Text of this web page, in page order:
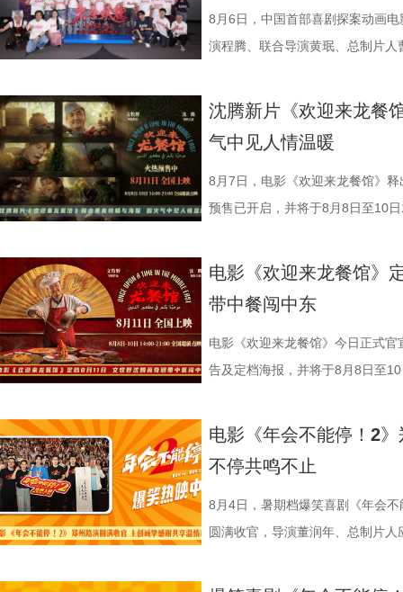
以龙餐馆开业为核心，红灯高挂
闹瞬间。徐福、马俊生（蒋奇明
材，笑意天真烂漫。但表面喜庆
为情感纽带，为画面增添耐人寻
腾 奥马尔·谢里夫.jpg 路演首站在
首站电影《欢迎来龙餐馆》“美味
出、即兴抻面互动点燃气氛，蒋
撼美味，大片质感拉满”。参演演
的王立轩直言“电影里演的都是我
“好好吃饭在战乱中是奢侈，在中
牧野 沈腾 蒋奇明 李治廷.jpg 随
难与守护的深层含义，将其塑造
停留于反战表层，而是深入呈现
“好好吃饭”的朴素信念传递人文
引发观众对爱与和平的持续共鸣
达菲惊喜出演，孙艺洲特别主演
阳奋强友情出演，童漠男、酷酷
尾彩蛋全员舞力全开 魔性洗
场面，为观众献上一场专属打工
闪烁，沉闷的办公室一秒切换热
动全体员工律动起舞，将所有工
solo气场拉满，霸气夺人；李晨
片一大出圈名场面，首映礼、路
少网友称“看完电影后脑子里全是
除嗨舞彩蛋之外，影片凭借
从头笑到尾狠狠解压”“带着爸妈
对职场百态的犀利描摹，荒诞戏
压感直抵心底。影片正在热映，
瘾的解压狂欢！ 专家座谈会
开，影片导演董润年、总制片人
8月6日，中国首部喜剧探案动画
演程腾、联合导演黄珉、总制片
建、蔡海婷、范哲琛等主创悉数
演 雷淞然）与初入长安的狼妖实
开启了一段笑闹互怼的刺激探案
欢乐热血的冒险故事，以及“喜剧
前点映火热进行中，预售现
主创现场上手挑战，将片中巧思
cos狄少、阿萨现身活动，邀请主
也围绕影片展开了真诚分享。
现一个探案故事，让它适合全年
把大唐与机关结构相融合，城市
靠机关运行的，希望让大家觉
出演雷淞然、张呈也在现场畅聊
会更贴近一些，都比较内敛；张
沈腾新片《欢迎来龙餐
气中见人情温暖
8月7日，电影《欢迎来龙餐馆》
预售已开启，并将于8月8日至10
远赴中东谋生，在当地与餐馆经
人被迫卷入动荡之中，在生存与
生、赛夫（奥马尔·谢里夫 饰）在
人物之间的情感呈现给观众。“菜
馆》由文牧野执导，宁浩监制，
映。 匠心烹制银幕美食奇观
此次发布的美食特辑以徐福、
话和观众们隔空打招呼开头，迅
员逐一亮相，金牌主厨徐福掌勺
电影《欢迎来龙餐馆》
带中餐闯中东
电影《欢迎来龙餐馆》今日正式
告及定档海报，并将于8月8日至
当地结识餐馆经理马俊生（蒋奇
馆从生意渐入正轨到突遭战争打
间形成鲜明反差。定档海报中，
佳肴满桌，与身后未散的硝烟痕
“硬菜”充满期待。《欢迎来龙餐
电影《年会不能停！2
不停共鸣不止
8月4日，暑期档爆笑喜剧《年会
圆满收官，导演董润年、总制片
情洋溢。影片讲述了“缺心眼”刘奔